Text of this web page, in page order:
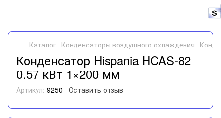
Каталог Конденсаторы воздушного охлаждения
Конденсатор Hispania HCAS-82
0.57 кВт 1×200 мм
Артикул: 9250 Оставить отзыв